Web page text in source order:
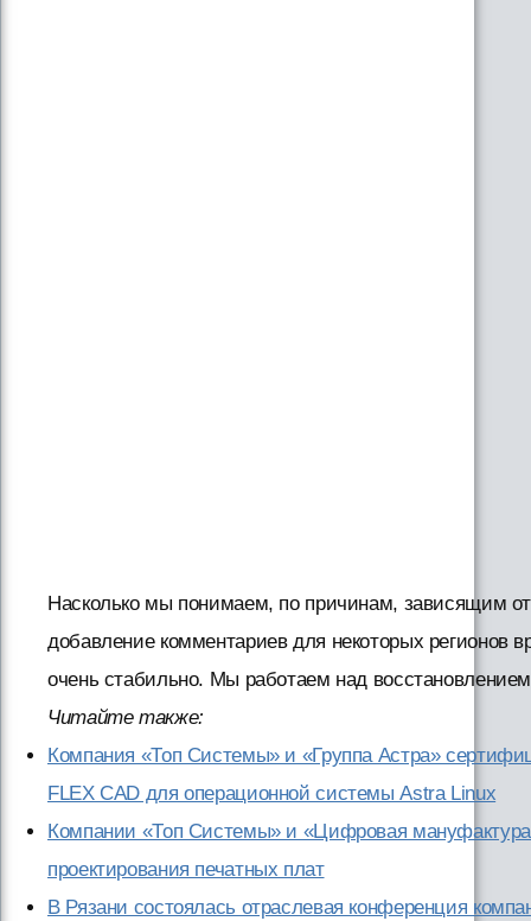
Насколько мы понимаем, по причинам, зависящим
добавление комментариев для некоторых регионов
очень стабильно. Мы работаем над
Читайте также:
Компания «Топ Системы» и «Группа Астра»
FLEX CAD для операционной системы Astra Linux
Компании «Топ Системы» и «Цифровая
проектирования печатных плат
В Рязани состоялась отраслевая конференция